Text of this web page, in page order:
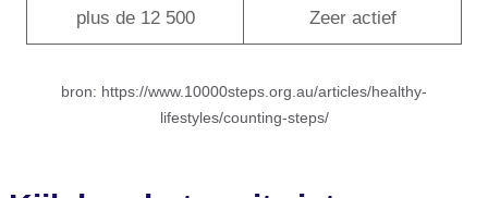
plus de 12 500 Zeer actief
bron: https://www.10000steps.org.au/articles/healthy-
lifestyles/counting-steps/